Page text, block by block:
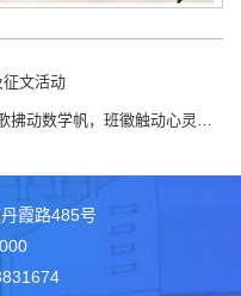
文活动
，班徽触动心灵湾”班歌班徽设计大赛
霞路485号